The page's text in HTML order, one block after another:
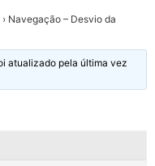
› Navegação – Desvio da
atualizado pela última vez